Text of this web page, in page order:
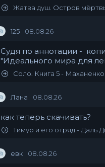
Жатва душ. Остров мёртвых -
125 08.08.26
Судя по аннотации -
"Идеального мира для
Соло. Книга 5 -
Лана 08.08.26
как теперь скачивать?
Тимур и его отряд - Даль Дмитрий,
евк 08.08.26